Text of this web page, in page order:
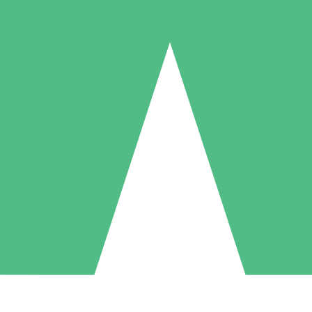
Packs de Crédits Individuels
à l'utilisation avec des crédits de téléchargement. Sans engagement
5 Téléchargements
US$